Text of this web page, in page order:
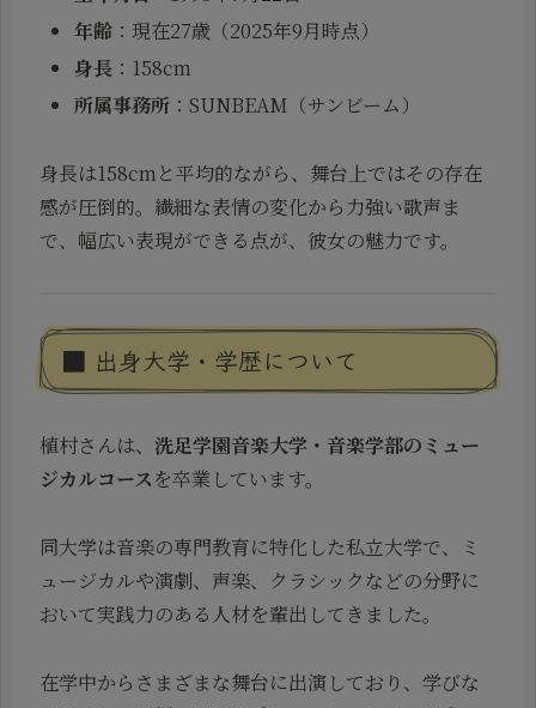
年齢 ：現在27歳（2025年9月時点）
身長 ：158cm
所属事務所 ：SUNBEAM（サンビーム）
身長は158cmと平均的ながら、舞台上ではその存在
感が圧倒的。繊細な表情の変化から力強い歌声ま
で、幅広い表現ができる点が、彼女の魅力です。
■ 出身大学・学歴について
植村さんは、 洗足学園音楽大学・音楽学部のミュー
ジカルコースを卒業しています。
同大学は音楽の専門教育に特化した私立大学で、ミ
ュージカルや演劇、声楽、クラシックなどの分野に
おいて実践力のある人材を輩出してきました。
在学中からさまざまな舞台に出演しており、学びな